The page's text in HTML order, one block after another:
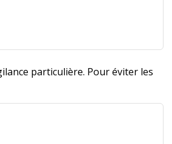
particulière. Pour éviter les